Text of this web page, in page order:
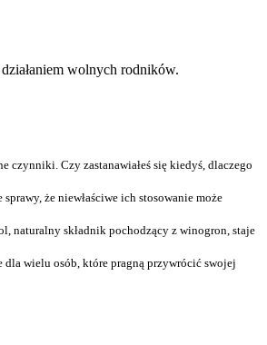
wolnych rodników.
czynniki. Czy zastanawiałeś się kiedyś, dlaczego
że niewłaściwe ich stosowanie może
naturalny składnik pochodzący z winogron, staje
wielu osób, które pragną przywrócić swojej